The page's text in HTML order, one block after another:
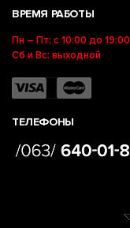
ВРЕМЯ РАБОТЫ
Пн – Пт: с 10:00 до 19:00
Сб и Вс: выходной
ТЕЛЕФОНЫ